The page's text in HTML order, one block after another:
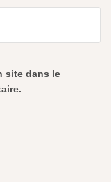
site dans le